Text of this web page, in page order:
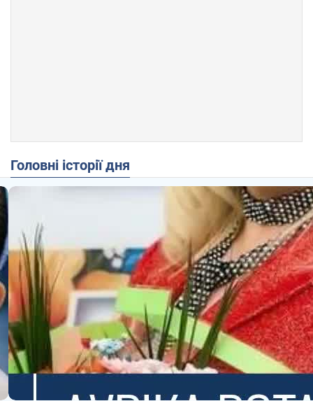
Головні історії дня